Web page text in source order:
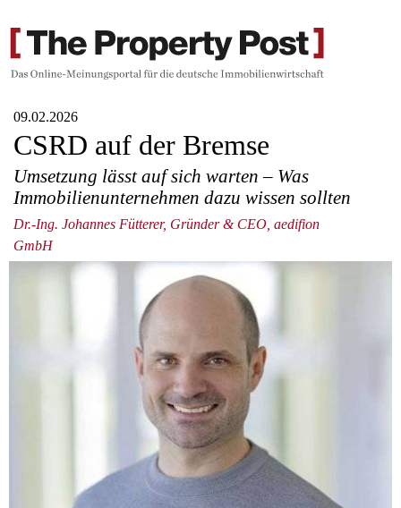
09.02.2026
CSRD auf der Bremse
Umsetzung lässt auf sich warten – Was
Immobilienunternehmen dazu wissen sollten
Dr.-Ing. Johannes Fütterer, Gründer & CEO, aedifion
GmbH